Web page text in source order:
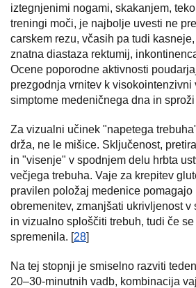
iztegnjenimi nogami, skakanjem,
treningi moči, je najbolje uvesti ne
carskem rezu, včasih pa tudi
znatna diastaza rektumij,
Ocene poporodne aktivnosti
prezgodnja vrnitev k visokointenzivni
simptome medeničnega dna in
Za vizualni učinek "napetega
drža, ne le mišice. Sključenost,
in "visenje" v spodnjem delu hrbta
večjega trebuha. Vaje za krepitev
pravilen položaj medenice pomagajo
obremenitev, zmanjšati ukrivljenost v
in vizualno sploščiti trebuh, tudi če
spremenila. [28]
Na tej stopnji je smiselno razviti
20–30-minutnih vadb, kombinacija